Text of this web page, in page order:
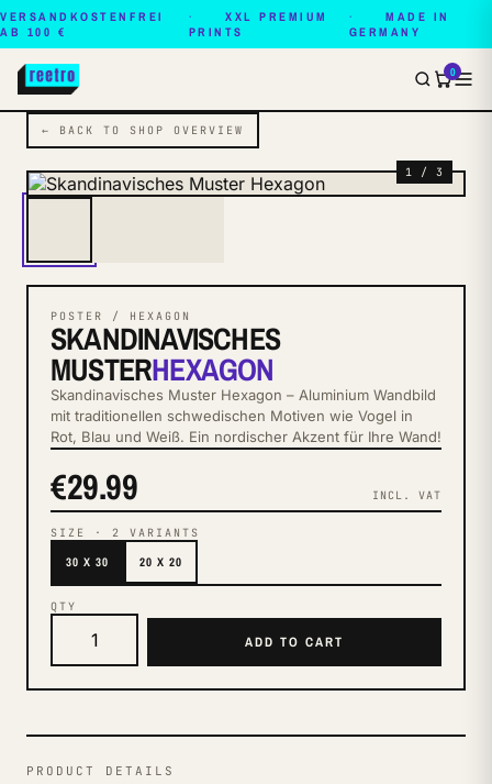
VERSANDKOSTENFREI
AB 100 €
XXL PREMIUM
PRINTS
MADE IN
GERMANY
0
← BACK TO SHOP OVERVIEW
1 / 3
POSTER / HEXAGON
SKANDINAVISCHES
MUSTERHEXAGON
Skandinavisches Muster Hexagon – Aluminium Wandbild
mit traditionellen schwedischen Motiven wie Vogel in
Rot, Blau und Weiß. Ein nordischer Akzent für Ihre Wand!
€29.99 INCL. VAT
SIZE · 2 VARIANTS
30 X 30 20 X 20
QTY
ADD TO CART
PRODUCT DETAILS